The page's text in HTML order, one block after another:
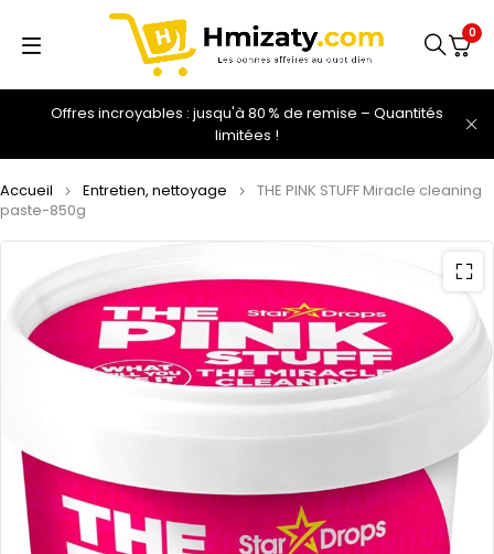
Offres incroyables : jusqu'à 80 % de remise – Quantités
limitées !
0
Accueil Entretien, nettoyage
THE PINK STUFF Miracle cleaning
paste-850g